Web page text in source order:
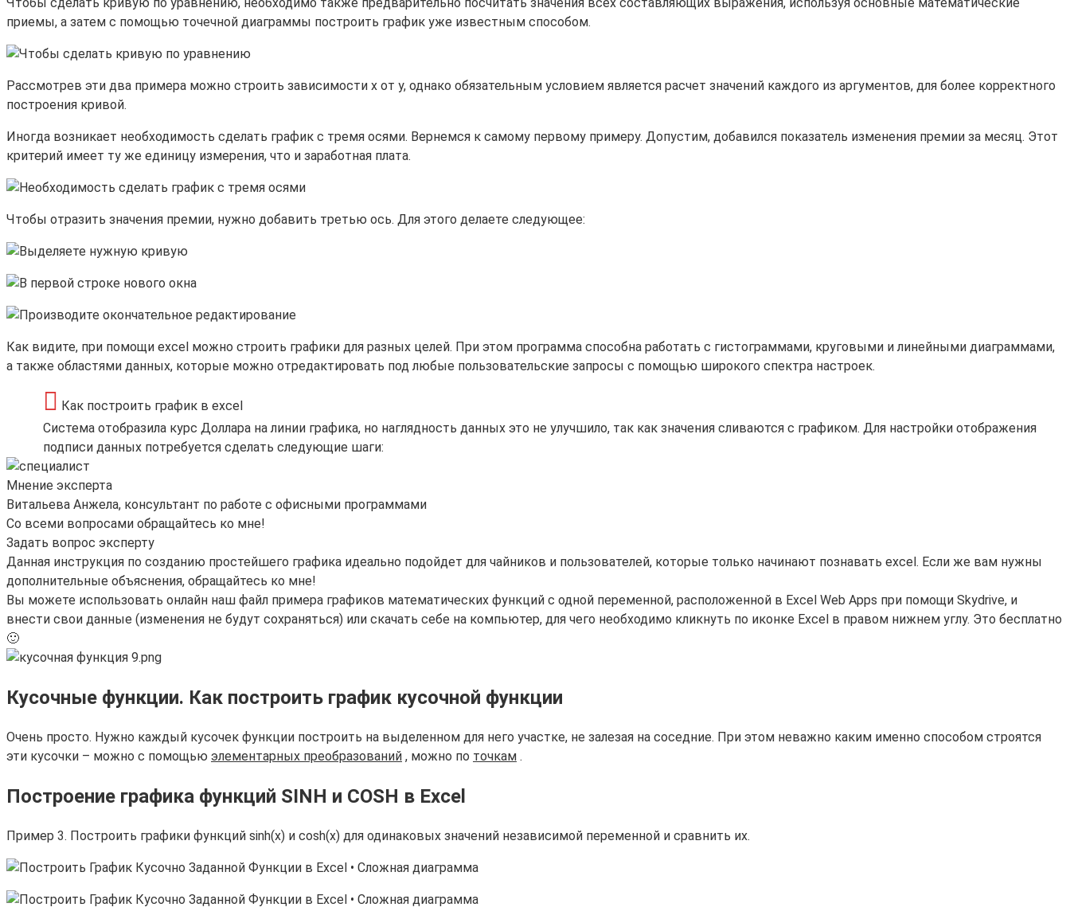
приемы, а затем с помощью точечной диаграммы построить график уже известным способом.
Рассмотрев эти два примера можно строить зависимости x от y, однако обязательным условием является расчет значений каждого из аргументов, для более корректного
построения кривой.
Иногда возникает необходимость сделать график с тремя осями. Вернемся к самому первому примеру. Допустим, добавился показатель изменения премии за месяц. Этот
критерий имеет ту же единицу измерения, что и заработная плата.
Чтобы отразить значения премии, нужно добавить третью ось. Для этого делаете следующее:
Как видите, при помощи excel можно строить графики для разных целей. При этом программа способна работать с гистограммами, круговыми и линейными диаграммами,
а также областями данных, которые можно отредактировать под любые пользовательские запросы с помощью широкого спектра настроек.
Как построить график в excel
Система отобразила курс Доллара на линии графика, но наглядность данных это не улучшило, так как значения сливаются с графиком. Для настройки отображения
подписи данных потребуется сделать следующие шаги:
Мнение эксперта
Витальева Анжела, консультант по работе с офисными программами
Со всеми вопросами обращайтесь ко мне!
Задать вопрос эксперту
Данная инструкция по созданию простейшего графика идеально подойдет для чайников и пользователей, которые только начинают познавать excel. Если же вам нужны
дополнительные объяснения, обращайтесь ко мне!
Вы можете использовать онлайн наш файл примера графиков математических функций с одной переменной, расположенной в Excel Web Apps при помощи Skydrive, и
внести свои данные (изменения не будут сохраняться) или скачать себе на компьютер, для чего необходимо кликнуть по иконке Excel в правом нижнем углу. Это бесплатно
🙂
Кусочные функции. Как построить график кусочной функции
Очень просто. Нужно каждый кусочек функции построить на выделенном для него участке, не залезая на соседние. При этом неважно каким именно способом строятся
эти кусочки – можно с помощью элементарных преобразований , можно по точкам .
Построение графика функций SINH и COSH в Excel
Пример 3. Построить графики функций sinh(x) и cosh(x) для одинаковых значений независимой переменной и сравнить их.